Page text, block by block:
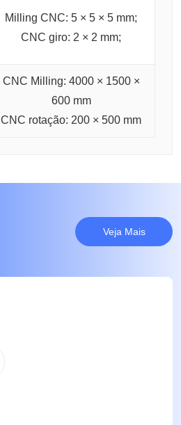
Milling CNC: 5 × 5 × 5 mm;
CNC giro: 2 × 2 mm;
CNC Milling: 4000 × 1500 ×
600 mm
CNC rotação: 200 × 500 mm
Veja Mais